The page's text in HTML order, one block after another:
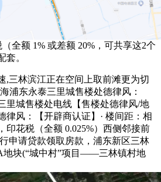
全额 1% 或差额 20%，可共享这2个
套。
林滨江正在空间上取前滩更为切
浦东永泰三里城售楼处德律风：
里城售楼处电线【售楼处德律风/地
律风：【开辟商认证】· 楼间距：相
印花税（全额 0.025%）西侧邻接前
申请贷款领取房款，浦东新区三林
地块(“城中村”项目——三林镇村地